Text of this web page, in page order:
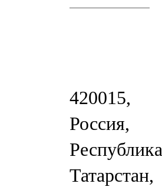
420015,
Россия,
Республика
Татарстан,